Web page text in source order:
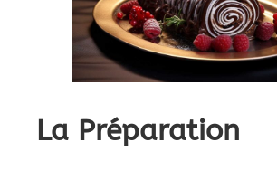
La Préparation